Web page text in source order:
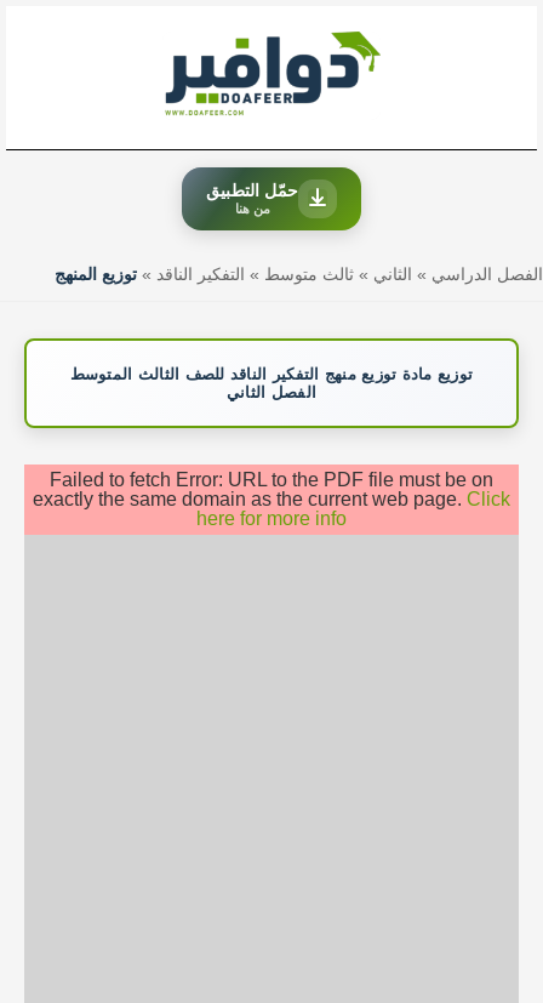
حمّل التطبيق
من هنا
الفصل الدراسي » الثاني » ثالث متوسط » التفكير الناقد » توزيع المنهج
توزيع مادة توزيع منهج التفكير الناقد للصف الثالث المتوسط
الفصل الثاني
Failed to fetch Error: URL to the PDF file must be on
exactly the same domain as the current web page. Click
here for more info